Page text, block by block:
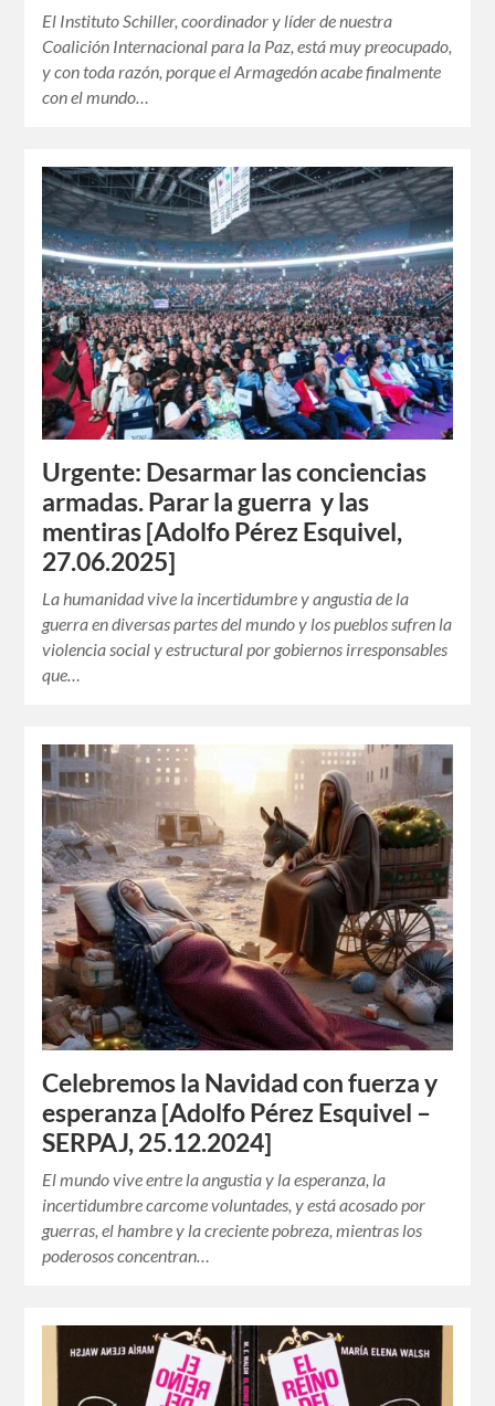
El Instituto Schiller, coordinador y líder de nuestra
Coalición Internacional para la Paz, está muy preocupado,
y con toda razón, porque el Armagedón acabe finalmente
con el mundo…
Urgente: Desarmar las conciencias
armadas. Parar la guerra y las
mentiras [Adolfo Pérez Esquivel,
27.06.2025]
La humanidad vive la incertidumbre y angustia de la
guerra en diversas partes del mundo y los pueblos sufren la
violencia social y estructural por gobiernos irresponsables
que…
Celebremos la Navidad con fuerza y
esperanza [Adolfo Pérez Esquivel –
SERPAJ, 25.12.2024]
El mundo vive entre la angustia y la esperanza, la
incertidumbre carcome voluntades, y está acosado por
guerras, el hambre y la creciente pobreza, mientras los
poderosos concentran…